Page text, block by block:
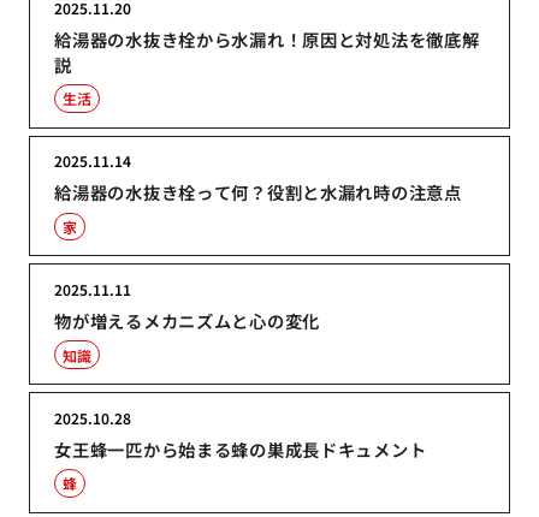
給湯器の水抜き栓から水漏れ！原因と対処法を徹底解
説
2025.11.20
生活
給湯器の水抜き栓って何？役割と水漏れ時の注意点
2025.11.14
家
物が増えるメカニズムと心の変化
2025.11.11
知識
女王蜂一匹から始まる蜂の巣成長ドキュメント
2025.10.28
蜂